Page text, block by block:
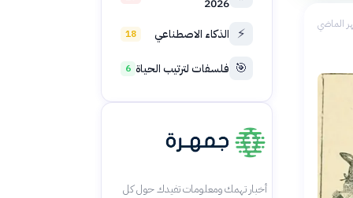
الماضي
2026
⚡ الذكاء الاصطناعي 18
🎯 فلسفات لترتيب الحياة 6
أخبار تهمك ومعلومات تفيدك حول كل